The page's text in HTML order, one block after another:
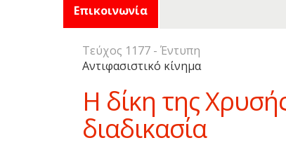
Επικοινωνία
Τεύχος 1177 - Έντυπη
Αντιφασιστικό κίνημα
H δίκη της
διαδικασία